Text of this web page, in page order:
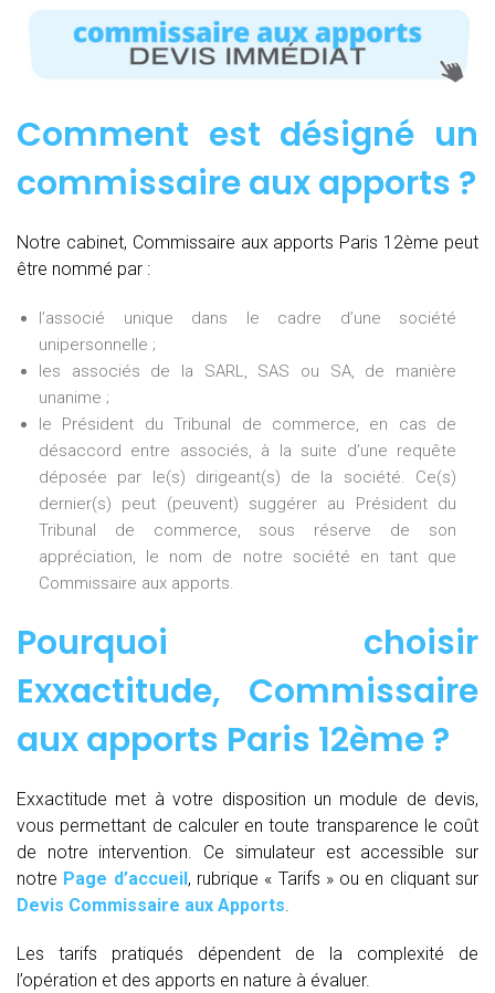
Comment est désigné un
commissaire aux apports ?
Notre cabinet, Commissaire aux apports Paris 12ème peut
être nommé par :
l’associé unique dans le cadre d’une société
unipersonnelle ;
les associés de la SARL, SAS ou SA, de manière
unanime ;
le Président du Tribunal de commerce, en cas de
désaccord entre associés, à la suite d’une requête
déposée par le(s) dirigeant(s) de la société. Ce(s)
dernier(s) peut (peuvent) suggérer au Président du
Tribunal de commerce, sous réserve de son
appréciation, le nom de notre société en tant que
Commissaire aux apports.
Pourquoi choisir
Exxactitude, Commissaire
aux apports Paris 12ème?
Exxactitude met à votre disposition un module de devis,
vous permettant de calculer en toute transparence le coût
de notre intervention. Ce simulateur est accessible sur
notre Page d’accueil, rubrique « Tarifs » ou en cliquant sur
Devis Commissaire aux Apports.
Les tarifs pratiqués dépendent de la complexité de
l’opération et des apports en nature à évaluer.